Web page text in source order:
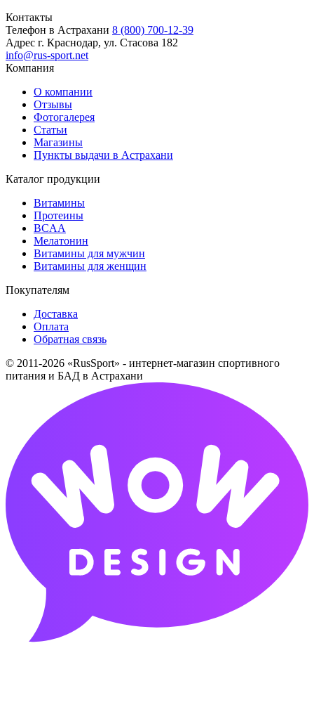
Контакты
Телефон в Астрахани 8 (800) 700-12-39
Адрес г. Краснодар, ул. Стасова 182
info@rus-sport.net
Компания
О компании
Отзывы
Фотогалерея
Статьи
Магазины
Пункты выдачи в Астрахани
Каталог продукции
Витамины
Протеины
BCAA
Мелатонин
Витамины для мужчин
Витамины для женщин
Покупателям
Доставка
Оплата
Обратная связь
© 2011-2026 «RusSport» - интернет-магазин спортивного
питания и БАД в Астрахани